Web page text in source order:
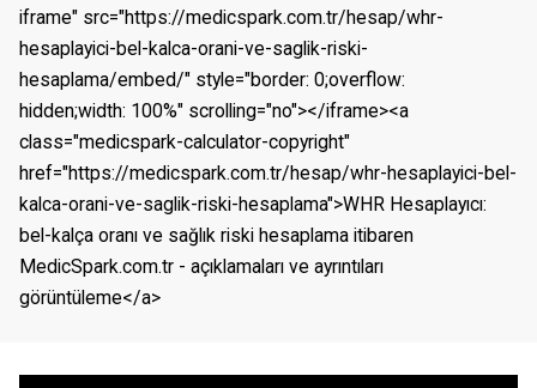
iframe" src="https://medicspark.com.tr/hesap/whr-
hesaplayici-bel-kalca-orani-ve-saglik-riski-
hesaplama/embed/" style="border: 0;overflow:
hidden;width: 100%" scrolling="no"></iframe><a
class="medicspark-calculator-copyright"
href="https://medicspark.com.tr/hesap/whr-hesaplayici-bel-
kalca-orani-ve-saglik-riski-hesaplama">WHR Hesaplayıcı:
bel-kalça oranı ve sağlık riski hesaplama itibaren
MedicSpark.com.tr - açıklamaları ve ayrıntıları
görüntüleme</a>